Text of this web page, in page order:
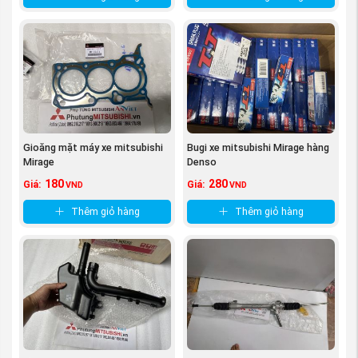
nhựa thừa, không trầy xước.
(Phớt ghít xe mitsubishi Mirage
nguồn PhutungMitsubishi.vn
)
Gioăng mặt máy xe mitsubishi
Mirage
Giá: 180 VND
Thêm giỏ hàng
Bugi xe mitsubishi Mirage hàng
Denso
Giá: 280 VND
Thêm giỏ hàng